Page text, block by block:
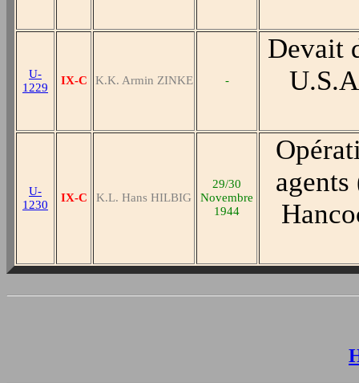
U-
1229
IX-C K.K. Armin ZINKE -
Devait
U-
1230
IX-C K.L. Hans HILBIG
29/30
Novembre
1944